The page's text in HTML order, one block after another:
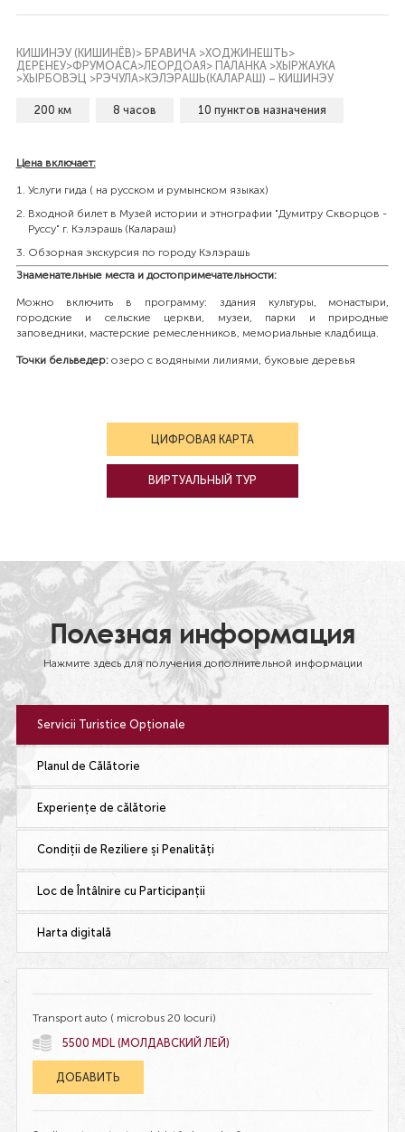
КИШИНЭУ (КИШИНЁВ)> БРАВИЧА >ХОДЖИНЕШТЬ>
ДЕРЕНЕУ>ФРУМОАСА>ЛЕОРДОАЯ> ПАЛАНКА >ХЫРЖАУКА
>ХЫРБОВЭЦ >РЭЧУЛА>КЭЛЭРАШЬ(КАЛАРАШ) – КИШИНЭУ
200 км 8 часов 10 пунктов назначения
Цена включает:
Услуги гида ( на русском и румынском языках)
Входной билет в Музей истории и этнографии "Думитру Скворцов -
Руссу" г. Кэлэрашь (Калараш)
Обзорная экскурсия по городу Кэлэрашь
Знаменательные места и достопримечательности:
Можно включить в программу: здания культуры, монастыри,
городские и сельские церкви, музеи, парки и природные
заповедники, мастерские ремесленников, мемориальные кладбища.
Точки бельведер:озеро с водяными лилиями, буковые деревья
ЦИФРОВАЯ КАРТА
BИРТУАЛЬНЫЙ ТУР
Полезная информация
Нажмите здесь для получения дополнительной информации
Servicii Turistice Opționale
Planul de Călătorie
Experiențe de călătorie
Condiții de Reziliere și Penalități
Loc de Întâlnire cu Participanții
Harta digitală
Transport auto ( microbus 20 locuri)
5500 MDL (МОЛДАВСКИЙ ЛЕЙ)
ДОБАВИТЬ